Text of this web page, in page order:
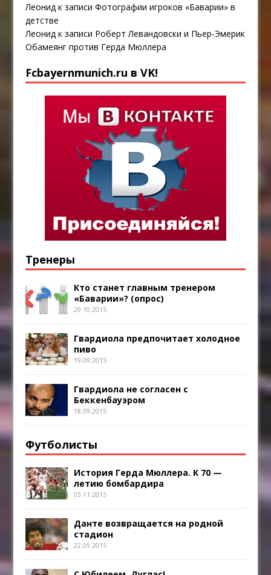
Леонид к записиФотографии игроков «Баварии» в
детстве
Леонид к записи Роберт Левандовски и Пьер-Эмерик
Обамеянг против Герда Мюллера
Fcbayernmunich.ru в VK!
Тренеры
Кто станет главным тренером
«Баварии»? (опрос)
29.10.2015
Гвардиола предпочитает холодное
пиво
19.09.2015
Гвардиола не согласен с
Беккенбауэром
18.09.2015
Футболисты
История Герда Мюллера. К 70 —
летию бомбардира
03.11.2015
Данте возвращается на родной
стадион
22.09.2015